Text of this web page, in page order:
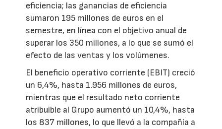
eficiencia; las ganancias de eficiencia
sumaron 195 millones de euros en el
semestre, en línea con el objetivo anual de
superar los 350 millones, a lo que se sumó el
efecto de las ventas y los volúmenes.
El beneficio operativo corriente (EBIT) creció
un 6,4%, hasta 1.956 millones de euros,
mientras que el resultado neto corriente
atribuible al Grupo aumentó un 10,4%, hasta
los 837 millones, lo que llevó a la compañía a